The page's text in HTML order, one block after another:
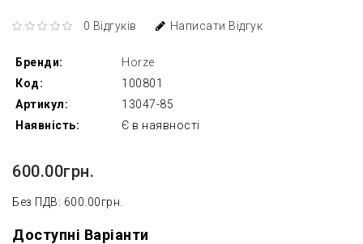
0 Відгуків Написати Відгук
Бренди:
Horze
Код:
100801
Артикул:
13047-85
Наявність:
Є в наявності
600.00грн.
Без ПДВ: 600.00грн.
Доступні Варіанти